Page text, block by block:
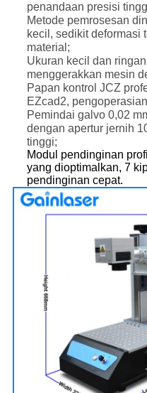
penandaan presisi
Metode pemrosesan
kecil, sedikit deformasi
material;
Ukuran kecil dan
menggerakkan mesin
Papan kontrol JCZ
EZcad2,
Pemindai galvo 0,02
dengan apertur jernih
tinggi;
Modul pendinginan
yang dioptimalkan, 7
pendinginan cepat.